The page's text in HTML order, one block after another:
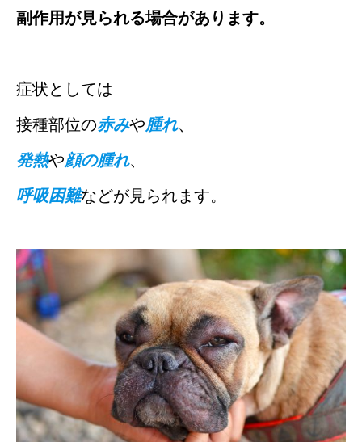
副作用が見られる場合があります。
症状としては
接種部位の赤みや腫れ、
発熱や顔の腫れ、
呼吸困難などが見られます。